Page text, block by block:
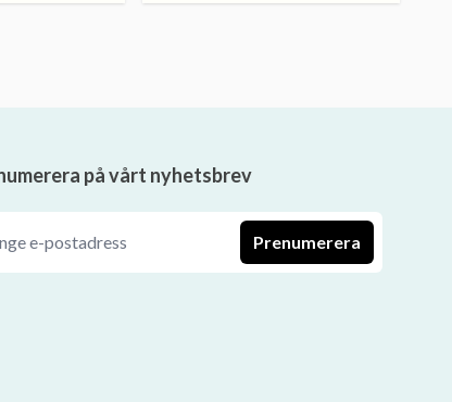
på vårt nyhetsbrev
Prenumerera